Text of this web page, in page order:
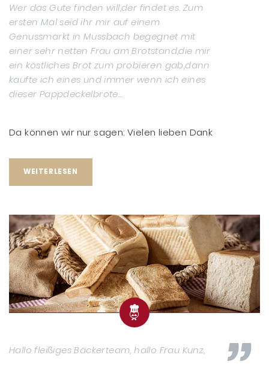
Wer das Gute finden will,der findet es. Zum
ersten Mal seid ihr mir auf einem
Genussmarkt in Mussbach begegnet mit
einer sehr netten Frau am Brotstand,die mir
ein köstliches Brot zum probieren gab,dann
kaufte ich eines und immer wenn ich eines
dieser Pappdeckelbrote...
Da können wir nur sagen: Vielen lieben Dank
WEITERLESEN
Hallo fleißiges Bäckerteam, hallo Frau Kunz,